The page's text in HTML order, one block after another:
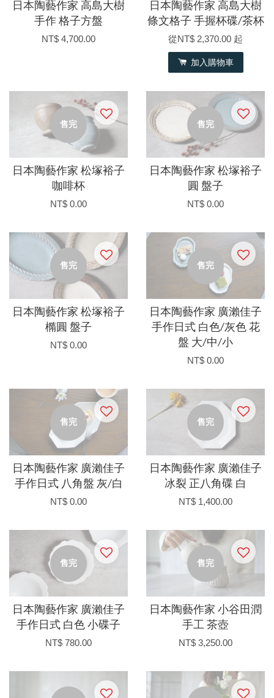
日本陶藝作家 高島大樹
手作 格子方盤
NT$ 4,700.00
日本陶藝作家 高島大樹
條文格子 手握杯碟/茶杯
從NT$ 2,370.00 起
加入購物車
售完
日本陶藝作家 松塚裕子
咖啡杯
NT$ 0.00
售完
日本陶藝作家 松塚裕子
圓 盤子
NT$ 0.00
售完
日本陶藝作家 松塚裕子
橢圓 盤子
NT$ 0.00
售完
日本陶藝作家 廣瀨佳子
手作日式 白色/灰色 花
盤 大/中/小
NT$ 0.00
售完
日本陶藝作家 廣瀨佳子
手作日式 八角盤 灰/白
NT$ 0.00
售完
日本陶藝作家 廣瀨佳子
冰裂 正八角碟 白
NT$ 1,400.00
售完
日本陶藝作家 廣瀨佳子
手作日式 白色 小碟子
NT$ 780.00
售完
日本陶藝作家 小谷田潤
手工 茶壺
NT$ 3,250.00